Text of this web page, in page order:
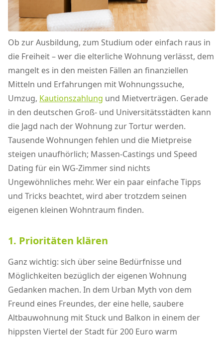
Ob zur Ausbildung, zum Studium oder einfach raus in
die Freiheit – wer die elterliche Wohnung verlässt, dem
mangelt es in den meisten Fällen an finanziellen
Mitteln und Erfahrungen mit Wohnungssuche,
Umzug, Kautionszahlung und Mietverträgen. Gerade
in den deutschen Groß- und Universitätsstädten kann
die Jagd nach der Wohnung zur Tortur werden.
Tausende Wohnungen fehlen und die Mietpreise
steigen unaufhörlich; Massen-Castings und Speed
Dating für ein WG-Zimmer sind nichts
Ungewöhnliches mehr. Wer ein paar einfache Tipps
und Tricks beachtet, wird aber trotzdem seinen
eigenen kleinen Wohntraum finden.
1. Prioritäten klären
Ganz wichtig: sich über seine Bedürfnisse und
Möglichkeiten bezüglich der eigenen Wohnung
Gedanken machen. In dem Urban Myth von dem
Freund eines Freundes, der eine helle, saubere
Altbauwohnung mit Stuck und Balkon in einem der
hippsten Viertel der Stadt für 200 Euro warm